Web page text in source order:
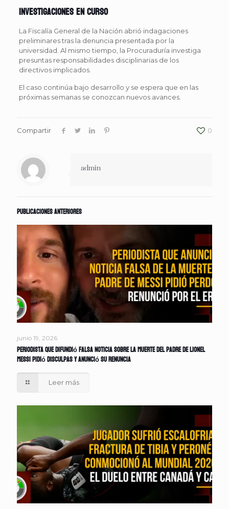
Investigaciones en curso
La Fiscalía General de la Nación abrió indagaciones
preliminares tras la denuncia presentada por la
universidad. Al mismo tiempo, la Procuraduría investiga
presuntas responsabilidades disciplinarias de los
directivos implicados.
El caso continúa bajo desarrollo y se espera que en las
próximas semanas se conozcan nuevos avances.
Compartir 0
admin
Publicaciones anteriores
junio 19, 2026
Periodista que difundió falsa noticia sobre la muerte del padre de Lionel
Messi pidió disculpas y anunció su renuncia
Leer más